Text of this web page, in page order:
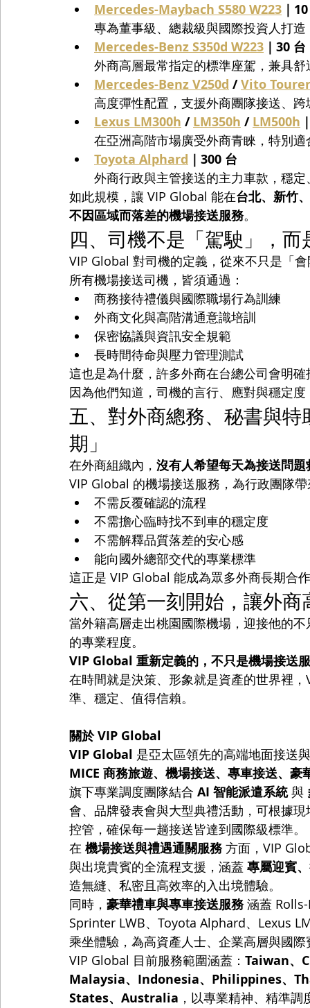
Mercedes-Maybach S580 W223 ｜
專為董事級、總裁級與國際投資人打
Mercedes-Benz S350d W223 ｜30 台
外商高層最常指定的標準座駕，兼具
Mercedes-Benz V250d / Vito
高度彈性配置，支援外商團隊接送、
Lexus LM300h / LM350h / LM500h
在亞洲高階市場廣受外商青睞，特別
Toyota Alphard ｜300 台
外商行政與主管接送的主力車款，穩
如此規模，讓 VIP Global 能在台北、新竹
不因區域而落差的機場接送服務。
四、司機不是「駕駛」，
VIP Global 對司機的定義，從來不只是「
所有機場接送司機，皆須通過：
商務接待禮儀與國際職場行為訓練
外商文化與高階溝通意識培訓
保密協議與資訊安全規範
長時間待命與壓力管理測試
這也是為什麼，許多外商在台總公司會明確
因為他們知道，司機的言行、應對與穩定
五、對外商總務、秘書與
期」
在外商組織內， 沒有人希望每天為接送問題
VIP Global 的機場接送服務，為行政團隊
不需反覆確認的流程
不需擔心臨時找不到車的穩定度
不需解釋品質落差的安心感
能向國外總部交代的專業標準
這正是 VIP Global 能成為眾多外商長期合
六、從第一刻開始，讓外
當外籍高層走出桃園國際機場，迎接他的
的專業程度。
VIP Global 重新定義的，不只是機場接送
在時間就是決策、形象就是資產的世界裡
準、穩定、值得信賴。
關於 VIP Global
VIP Global 是亞太區領先的高端地面接送
MICE 商務旅遊、機場接送、專車接送、豪
旗下專業調度團隊結合 AI 智能派遣系統 與
會、品牌發表會與大型典禮活動，可根據
控管，確保每一趟接送皆達到國際級標準。
在 機場接送與禮遇通關服務 方面，VIP
與出境貴賓的全流程支援，涵蓋 專屬迎賓
造無縫、私密且高效率的入出境體驗。
同時， 豪華禮車與專車接送服務 涵蓋
Sprinter LWB、Toyota Alphard、Lexus
乘坐體驗，為高資產人士、企業高層與國
VIP Global 目前服務範圍涵蓋： Taiwan、
Malaysia、Indonesia、Philippines、
States、Australia ，以專業精神、精準